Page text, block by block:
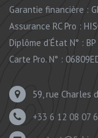
Garantie financière :
Assurance RC Pro :
Diplôme d’État N° :
Carte Pro. N° :
59, rue Charles
+33 6 12 08 07